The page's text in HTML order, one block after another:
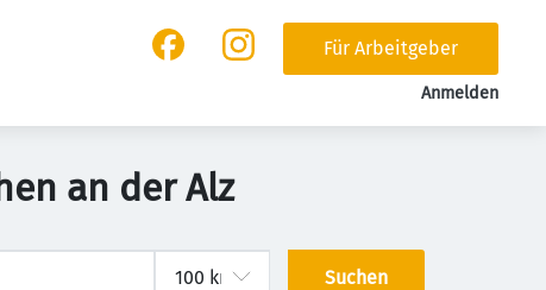
Für Arbeitgeber
Anmelden
an der Alz
Suchen